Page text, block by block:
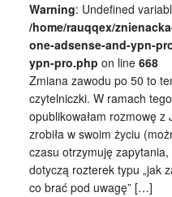
Warning: Undefined
/home/rauqqex/
one-adsense-and-ypn-
ypn-pro.php on line 668
Zmiana zawodu po 50 to
czytelniczki. W ramach
opublikowałam rozmowę
zrobiła w swoim życiu
czasu otrzymuję
dotyczą rozterek typu „jak
co brać pod uwagę” […]